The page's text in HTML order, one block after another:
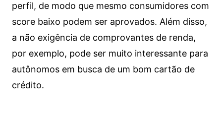
perfil, de modo que mesmo consumidores com
score baixo podem ser aprovados. Além disso,
a não exigência de comprovantes de renda,
por exemplo, pode ser muito interessante para
autônomos em busca de um bom cartão de
crédito.